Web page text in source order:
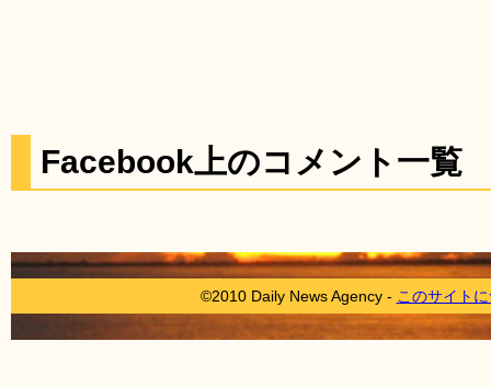
Facebook上のコメント一覧
©2010 Daily News Agency - このサイト